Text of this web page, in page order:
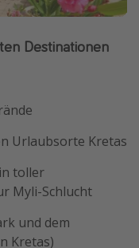
Destinationen
Urlaubsorte Kretas
toller
Myli-Schlucht
und dem
Kretas)